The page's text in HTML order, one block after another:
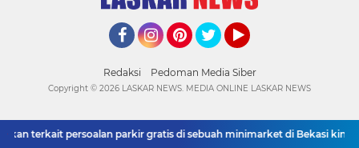
Redaksi Pedoman Media Siber
terkait persoalan parkir gratis di sebuah minimarket di Bekasi kini
Copyright © 2026 LASKAR NEWS. MEDIA ONLINE LASKAR NEWS